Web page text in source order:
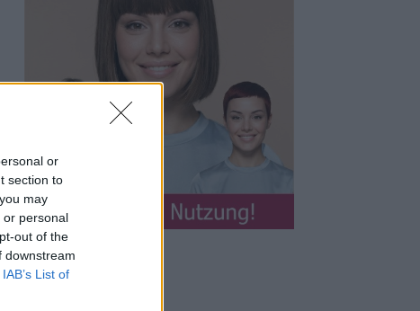
or
section to
may
or personal
out of the
downstream
IAB’s List of